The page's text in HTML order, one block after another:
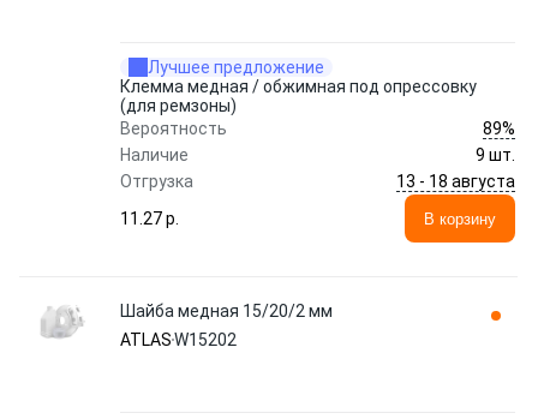
Лучшее предложение
Клемма медная / обжимная под опрессовку
(для ремзоны)
Вероятность
89%
Наличие
9 шт.
Отгрузка
13 - 18 августа
11.27 p.
В корзину
Шайба медная 15/20/2 мм
ATLASW15202